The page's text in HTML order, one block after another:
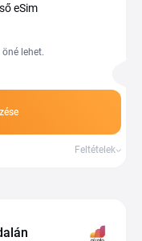
eSim
lehet.
Feltételek